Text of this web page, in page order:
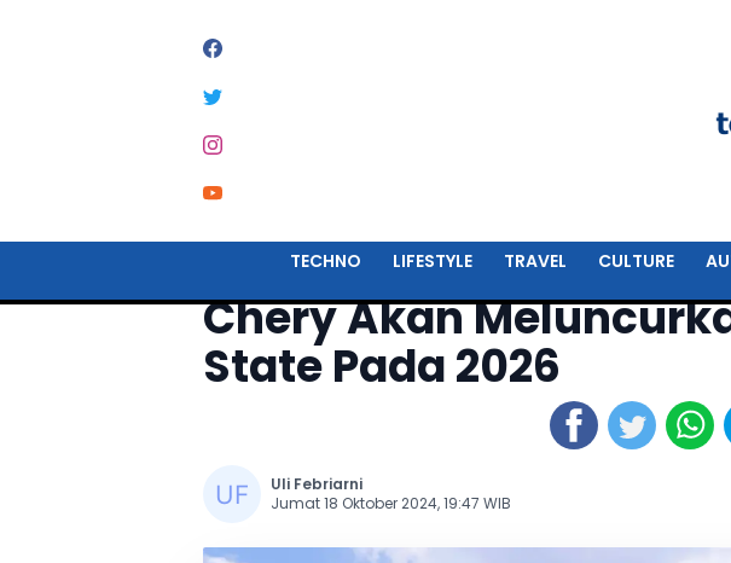
TECHNO LIFESTYLE TRAVEL CULTURE
Chery Akan
State Pada 2026
Uli Febriarni
Jumat 18 Oktober 2024, 19:47 WIB